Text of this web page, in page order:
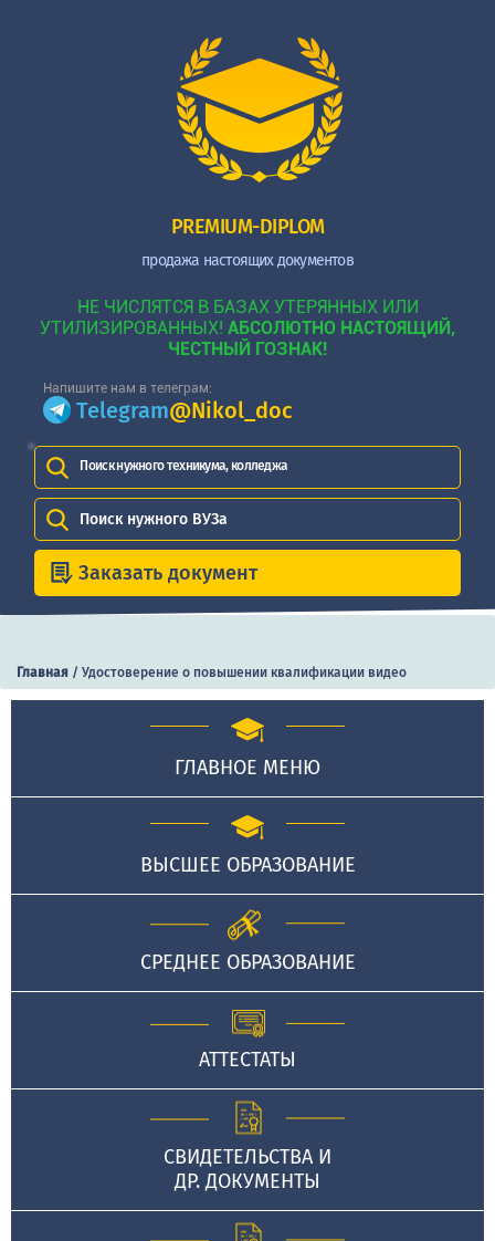
PREMIUM-DIPLOM
продажа настоящих документов
НЕ ЧИСЛЯТСЯ В БАЗАХ УТЕРЯННЫХ ИЛИ
УТИЛИЗИРОВАННЫХ! АБСОЛЮТНО НАСТОЯЩИЙ,
ЧЕСТНЫЙ ГОЗНАК!
Напишите нам в телеграм:
Telegram@Nikol_doc
Поиск нужного техникума, колледжа
Поиск нужного ВУЗа
Заказать документ
Главная / Удостоверение о повышении квалификации видео
ГЛАВНОЕ МЕНЮ
ВЫСШЕЕ ОБРАЗОВАНИЕ
СРЕДНЕЕ ОБРАЗОВАНИЕ
АТТЕСТАТЫ
СВИДЕТЕЛЬСТВА И
ДР. ДОКУМЕНТЫ